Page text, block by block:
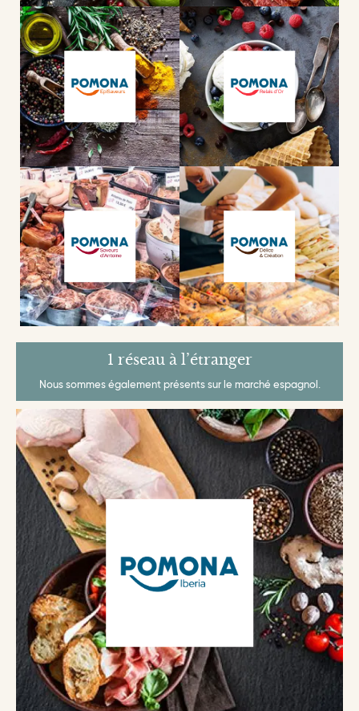
1 réseau à l’étranger
Nous sommes également présents sur le marché espagnol.